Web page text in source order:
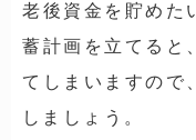
老後資金を貯めた
蓄計画を立てると
てしまいますので
しましょう。